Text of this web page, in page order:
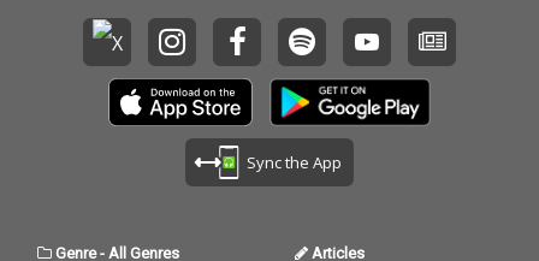
Sync the App
Genre- All Genres Articles